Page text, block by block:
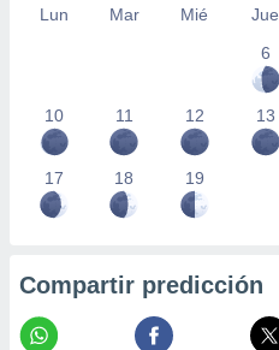
Lun Mar Mié Jue
6
10 11 12 13
17 18 19
Compartir predicción